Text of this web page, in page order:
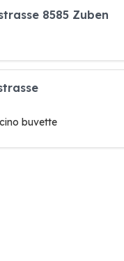
8585 Zuben
buvette